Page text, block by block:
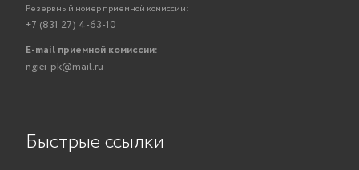
Резервный номер приемной комиссии:
+7 (831 27) 4-63-10
E-mail приемной комиссии:
ngiei-pk@mail.ru
Быстрые ссылки